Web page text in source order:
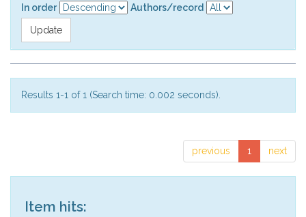
In order
Authors/record
Results 1-1 of 1 (Search time: 0.002 seconds).
previous 1 next
Item hits: